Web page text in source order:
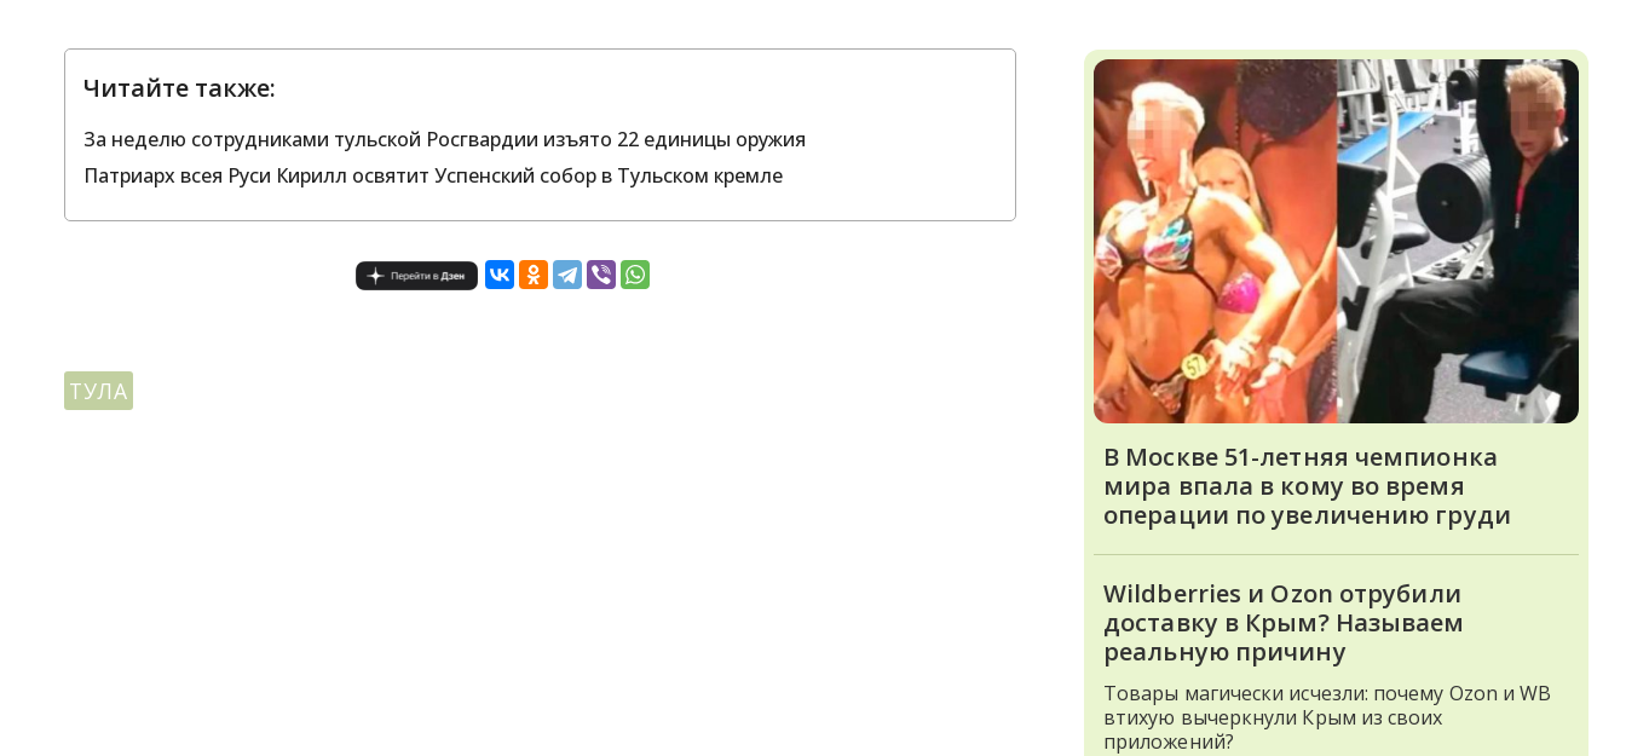
Читайте также:
За неделю сотрудниками тульской Росгвардии изъято 22 единицы оружия
Патриарх всея Руси Кирилл освятит Успенский собор в Тульском кремле
ТУЛА
В Москве 51-летняя чемпионка
мира впала в кому во время
операции по увеличению груди
Wildberries и Ozon отрубили
доставку в Крым? Называем
реальную причину
Товары магически исчезли: почему Ozon и WB
втихую вычеркнули Крым из своих
приложений?